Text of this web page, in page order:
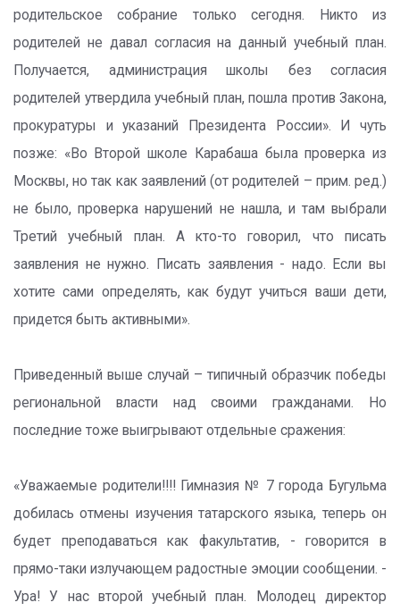
родительское собрание только сегодня. Никто из
родителей не давал согласия на данный учебный план.
Получается, администрация школы без согласия
родителей утвердила учебный план, пошла против Закона,
прокуратуры и указаний Президента России». И чуть
позже: «Во Второй школе Карабаша была проверка из
Москвы, но так как заявлений (от родителей – прим. ред.)
не было, проверка нарушений не нашла, и там выбрали
Третий учебный план. А кто-то говорил, что писать
заявления не нужно. Писать заявления - надо. Если вы
хотите сами определять, как будут учиться ваши дети,
придется быть активными».
Приведенный выше случай – типичный образчик победы
региональной власти над своими гражданами. Но
последние тоже выигрывают отдельные сражения:
«Уважаемые родители!!!! Гимназия № 7 города Бугульма
добилась отмены изучения татарского языка, теперь он
будет преподаваться как факультатив, - говорится в
прямо-таки излучающем радостные эмоции сообщении. -
Ура! У нас второй учебный план. Молодец директор